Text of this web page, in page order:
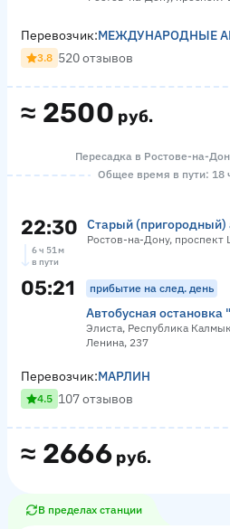
≈ 2500 руб.
Перевозчик:МЕЖДУНАРОДНЫЕ
3.8 520 отзывов
Пересадка в Ростове-на-
Общее время в пути: 18
22:30 Старый (пригородный)
Ростов-на-Дону, проспект
6 ч 51 м
в пути
05:21 прибытие на след. день
Автобусная остановка
Элиста, Республика
Ленина, 237
≈ 2666 руб.
Перевозчик:МАРЛИН
4.5 107 отзывов
В пределах станции